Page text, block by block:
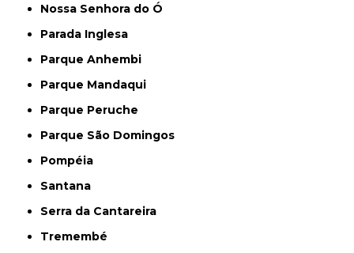
Nossa Senhora do Ó
Parada Inglesa
Parque Anhembi
Parque Mandaqui
Parque Peruche
Parque São Domingos
Pompéia
Santana
Serra da Cantareira
Tremembé